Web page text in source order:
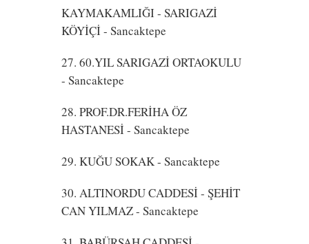
KAYMAKAMLIĞI - SARIGAZİ
KÖYİÇİ- Sancaktepe
27. 60.YIL SARIGAZİ ORTAOKULU
- Sancaktepe
28. PROF.DR.FERİHA ÖZ
HASTANESİ- Sancaktepe
29. KUĞU SOKAK- Sancaktepe
30. ALTINORDU CADDESİ - ŞEHİT
CAN YILMAZ- Sancaktepe